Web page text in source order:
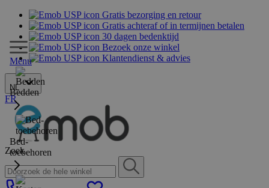
Gratis bezorging en retour
Gratis achteraf of in termijnen betalen
30 dagen bedenktijd
Bezoek onze winkel
Klantendienst & advies
NL
FR
Zoek
Menu
Bedden
Bed-
toebehoren